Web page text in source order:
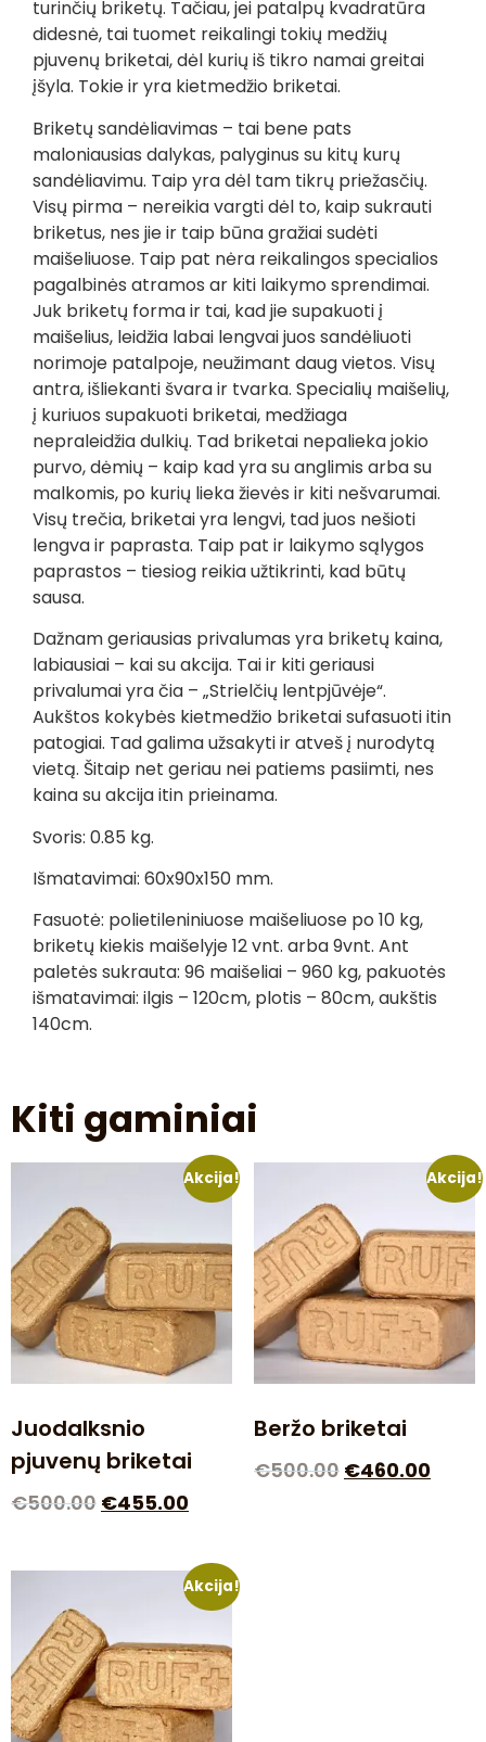
turinčių briketų. Tačiau, jei patalpų kvadratūra
didesnė, tai tuomet reikalingi tokių medžių
pjuvenų briketai, dėl kurių iš tikro namai greitai
įšyla. Tokie ir yra kietmedžio briketai.
Briketų sandėliavimas – tai bene pats
maloniausias dalykas, palyginus su kitų kurų
sandėliavimu. Taip yra dėl tam tikrų priežasčių.
Visų pirma – nereikia vargti dėl to, kaip sukrauti
briketus, nes jie ir taip būna gražiai sudėti
maišeliuose. Taip pat nėra reikalingos specialios
pagalbinės atramos ar kiti laikymo sprendimai.
Juk briketų forma ir tai, kad jie supakuoti į
maišelius, leidžia labai lengvai juos sandėliuoti
norimoje patalpoje, neužimant daug vietos. Visų
antra, išliekanti švara ir tvarka. Specialių maišelių,
į kuriuos supakuoti briketai, medžiaga
nepraleidžia dulkių. Tad briketai nepalieka jokio
purvo, dėmių – kaip kad yra su anglimis arba su
malkomis, po kurių lieka žievės ir kiti nešvarumai.
Visų trečia, briketai yra lengvi, tad juos nešioti
lengva ir paprasta. Taip pat ir laikymo sąlygos
paprastos – tiesiog reikia užtikrinti, kad būtų
sausa.
Dažnam geriausias privalumas yra briketų kaina,
labiausiai – kai su akcija. Tai ir kiti geriausi
privalumai yra čia – „Strielčių lentpjūvėje“.
Aukštos kokybės kietmedžio briketai sufasuoti itin
patogiai. Tad galima užsakyti ir atveš į nurodytą
vietą. Šitaip net geriau nei patiems pasiimti, nes
kaina su akcija itin prieinama.
Svoris: 0.85 kg.
Išmatavimai: 60x90x150 mm.
Fasuotė: polietileniniuose maišeliuose po 10 kg,
briketų kiekis maišelyje 12 vnt. arba 9vnt. Ant
paletės sukrauta: 96 maišeliai – 960 kg, pakuotės
išmatavimai: ilgis – 120cm, plotis – 80cm, aukštis
140cm.
Kiti gaminiai
Akcija!
Juodalksnio
pjuvenų briketai
€500.00 €455.00
Akcija!
Beržo briketai
€500.00 €460.00
Akcija!